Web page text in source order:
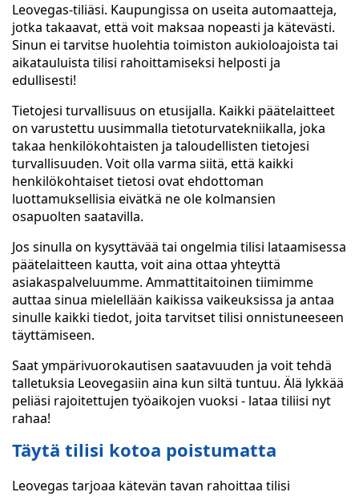
Leovegas-tiliäsi. Kaupungissa on useita automaatteja,
jotka takaavat, että voit maksaa nopeasti ja kätevästi.
Sinun ei tarvitse huolehtia toimiston aukioloajoista tai
aikatauluista tilisi rahoittamiseksi helposti ja
edullisesti!
Tietojesi turvallisuus on etusijalla. Kaikki päätelaitteet
on varustettu uusimmalla tietoturvatekniikalla, joka
takaa henkilökohtaisten ja taloudellisten tietojesi
turvallisuuden. Voit olla varma siitä, että kaikki
henkilökohtaiset tietosi ovat ehdottoman
luottamuksellisia eivätkä ne ole kolmansien
osapuolten saatavilla.
Jos sinulla on kysyttävää tai ongelmia tilisi lataamisessa
päätelaitteen kautta, voit aina ottaa yhteyttä
asiakaspalveluumme. Ammattitaitoinen tiimimme
auttaa sinua mielellään kaikissa vaikeuksissa ja antaa
sinulle kaikki tiedot, joita tarvitset tilisi onnistuneeseen
täyttämiseen.
Saat ympärivuorokautisen saatavuuden ja voit tehdä
talletuksia Leovegasiin aina kun siltä tuntuu. Älä lykkää
peliäsi rajoitettujen työaikojen vuoksi - lataa tiliisi nyt
rahaa!
Täytä tilisi kotoa poistumatta
Leovegas tarjoaa kätevän tavan rahoittaa tilisi